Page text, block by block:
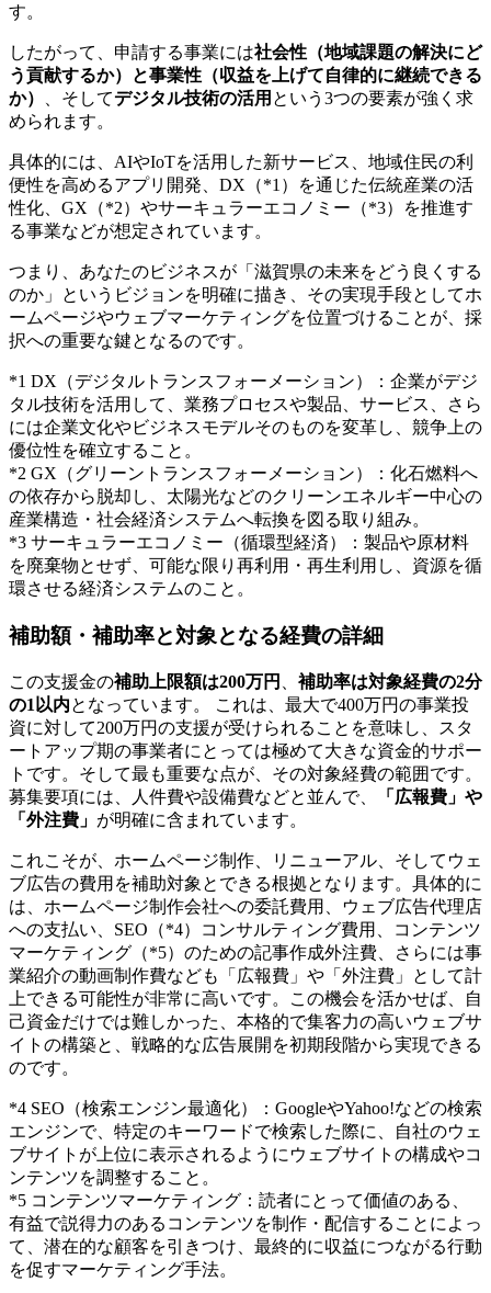
す。
したがって、申請する事業には社会性（地域課題の解決にど
う貢献するか）と事業性（収益を上げて自律的に継続できる
か）
、そしてデジタル技術の活用 という3つの要素が強く求
められます。
具体的には、AIやIoTを活用した新サービス、地域住民の利
便性を高めるアプリ開発、DX（*1）を通じた伝統産業の活
性化、GX（*2）やサーキュラーエコノミー（*3）を推進す
る事業などが想定されています。
つまり、あなたのビジネスが「滋賀県の未来をどう良くする
のか」というビジョンを明確に描き、その実現手段としてホ
ームページやウェブマーケティングを位置づけることが、採
択への重要な鍵となるのです。
*1 DX（デジタルトランスフォーメーション）：企業がデジ
タル技術を活用して、業務プロセスや製品、サービス、さら
には企業文化やビジネスモデルそのものを変革し、競争上の
優位性を確立すること。
*2 GX（グリーントランスフォーメーション）：化石燃料へ
の依存から脱却し、太陽光などのクリーンエネルギー中心の
産業構造・社会経済システムへ転換を図る取り組み。
*3 サーキュラーエコノミー（循環型経済）：製品や原材料
を廃棄物とせず、可能な限り再利用・再生利用し、資源を循
環させる経済システムのこと。
補助額・補助率と対象となる経費の詳細
この支援金の補助上限額は200万円
補助率は対象経費の2分
の1以内となっています。 これは、最大で400万円の事業投
資に対して200万円の支援が受けられることを意味し、スタ
ートアップ期の事業者にとっては極めて大きな資金的サポー
トです。そして最も重要な点が、その対象経費の範囲です。
募集要項には、人件費や設備費などと並んで、
「広報費」や
「外注費」 が明確に含まれています。
これこそが、ホームページ制作、リニューアル、そしてウェ
ブ広告の費用を補助対象とできる根拠となります。具体的に
は、ホームページ制作会社への委託費用、ウェブ広告代理店
への支払い、SEO（*4）コンサルティング費用、コンテンツ
マーケティング（*5）のための記事作成外注費、さらには事
業紹介の動画制作費なども「広報費」や「外注費」として計
上できる可能性が非常に高いです。この機会を活かせば、自
己資金だけでは難しかった、本格的で集客力の高いウェブサ
イトの構築と、戦略的な広告展開を初期段階から実現できる
のです。
*4 SEO（検索エンジン最適化）：GoogleやYahoo!などの検索
エンジンで、特定のキーワードで検索した際に、自社のウェ
ブサイトが上位に表示されるようにウェブサイトの構成やコ
ンテンツを調整すること。
*5 コンテンツマーケティング：読者にとって価値のある、
有益で説得力のあるコンテンツを制作・配信することによっ
て、潜在的な顧客を引きつけ、最終的に収益につながる行動
を促すマーケティング手法。